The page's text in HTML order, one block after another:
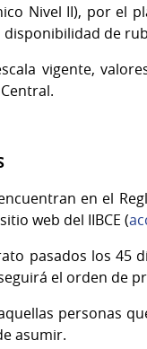
Nivel II), por el
de
vigente,
en el
web del IIBCE (
pasados los 45
el orden de
personas
asumir.